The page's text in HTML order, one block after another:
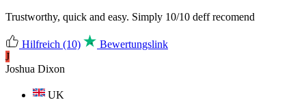
Trustworthy, quick and easy. Simply 10/10 deff recomend
Hilfreich (10)
Bewertungslink
J
Joshua Dixon
UK